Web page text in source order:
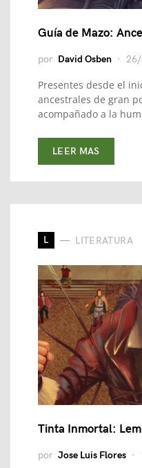
Guía de Mazo:
por David Osben
Presentes desde el
ancestrales de gran
acompañado a la
LEER MAS
L LITERATURA
Tinta Inmortal:
por Jose Luis Flores